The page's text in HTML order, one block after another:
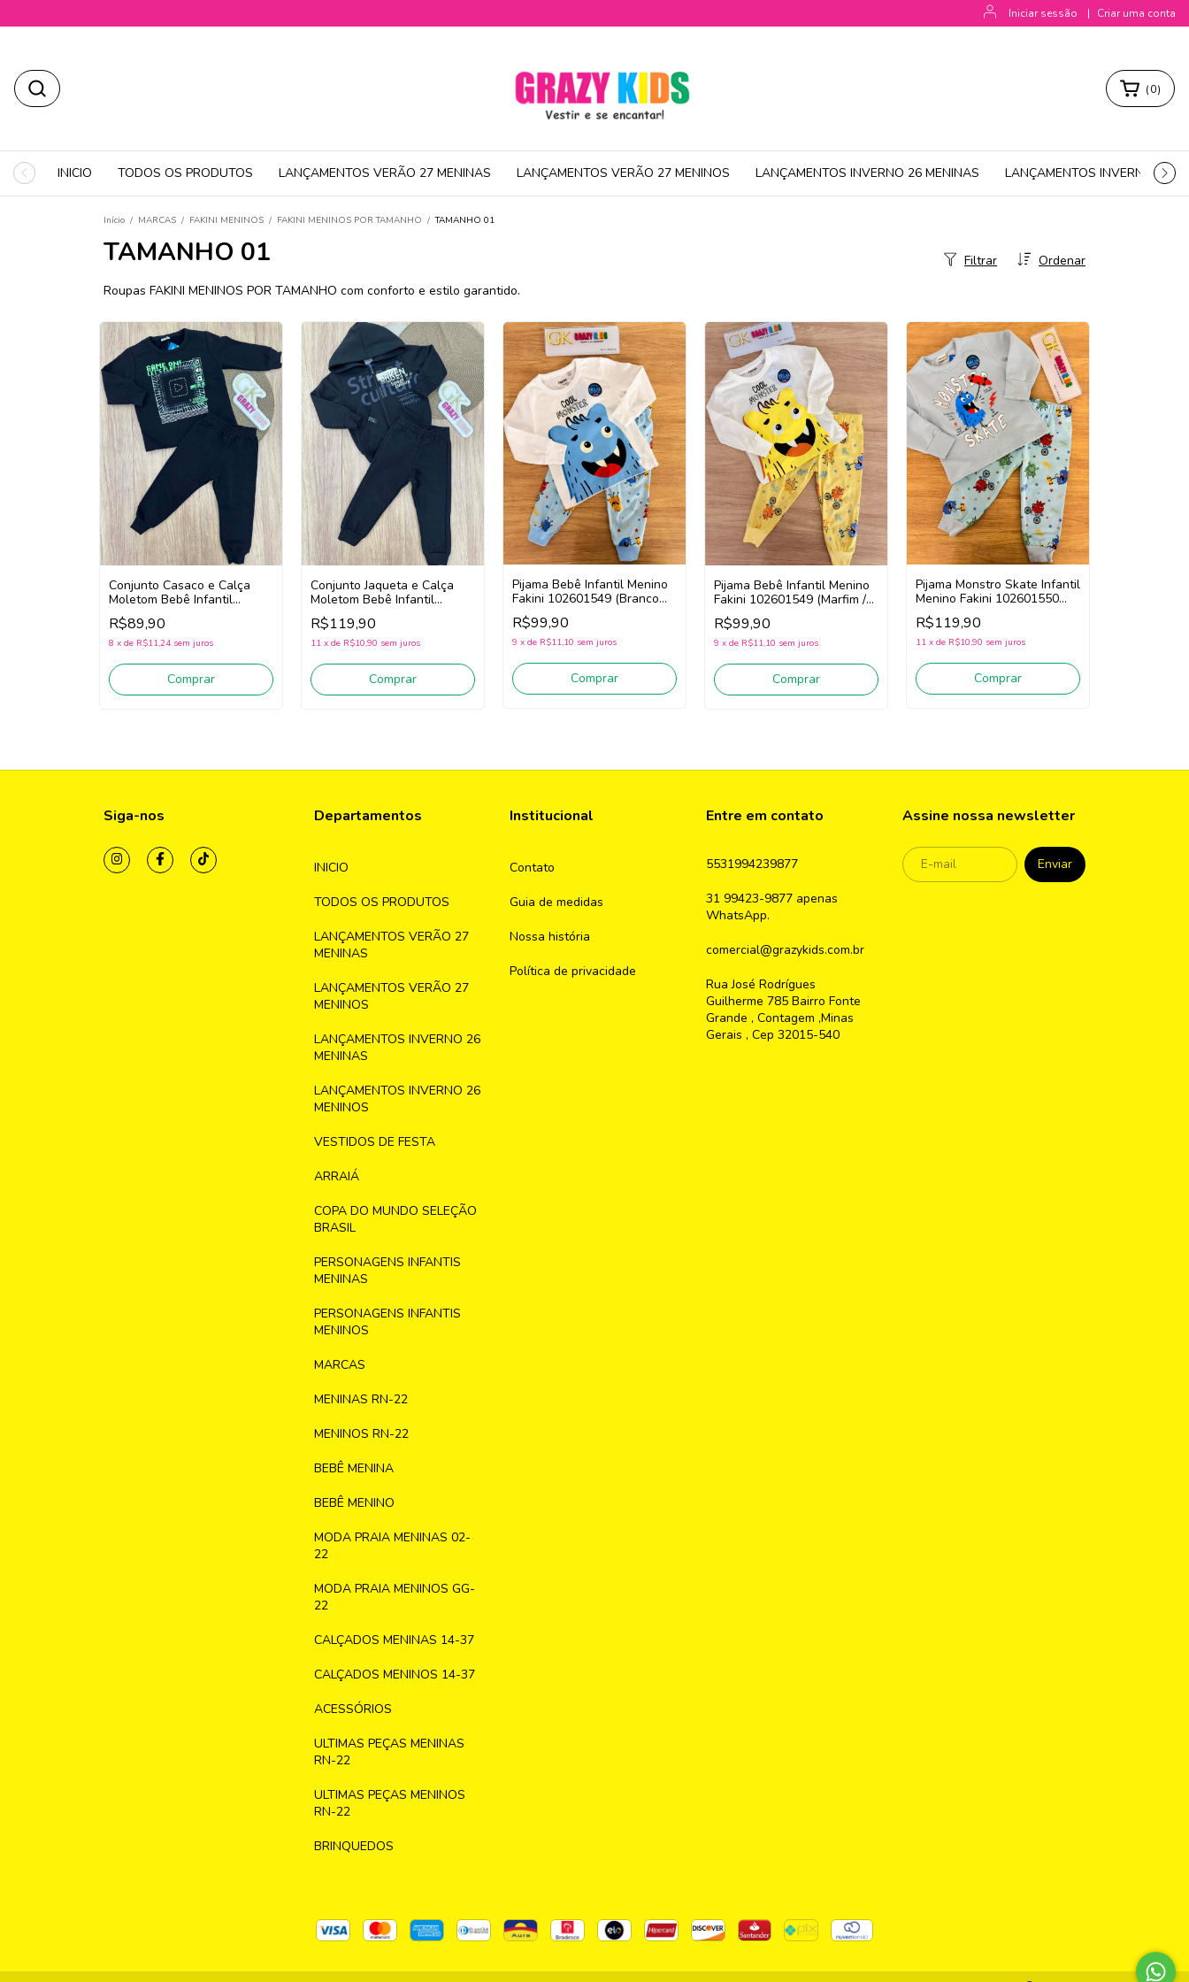
Iniciar sessão | Criar uma conta
(0)
INICIO TODOS OS PRODUTOS LANÇAMENTOS VERÃO 27 MENINAS LANÇAMENTOS VERÃO 27 MENINOS LANÇAMENTOS INVERNO 26 MENINAS LANÇAMENTOS INVERNO 26
Início / MARCAS / FAKINI MENINOS / FAKINI MENINOS POR TAMANHO / TAMANHO 01
TAMANHO 01 Ordenar
Filtrar
Roupas FAKINI MENINOS POR TAMANHO com conforto e estilo garantido.
Conjunto Casaco e Calça
Moletom Bebê Infantil
Menino Fakini 102401445
(Preto)
R$89,90
8 x de R$11,24 sem juros
Comprar
Conjunto Jaqueta e Calça
Moletom Bebê Infantil
Menino Fakini 102401418
(Preto)
R$119,90
11 x de R$10,90 sem juros
Comprar
Pijama Bebê Infantil Menino
Fakini 102601549 (Branco
/Azul)
R$99,90
9 x de R$11,10 sem juros
Comprar
Pijama Bebê Infantil Menino
Fakini 102601549 (Marfim /
Amarelo)
R$99,90
9 x de R$11,10 sem juros
Comprar
Pijama Monstro Skate Infantil
Menino Fakini 102601550
(Azul)
R$119,90
11 x de R$10,90 sem juros
Comprar
Siga-nos Departamentos
INICIO
TODOS OS PRODUTOS
LANÇAMENTOS VERÃO 27
MENINAS
LANÇAMENTOS VERÃO 27
MENINOS
LANÇAMENTOS INVERNO 26
MENINAS
LANÇAMENTOS INVERNO 26
MENINOS
VESTIDOS DE FESTA
ARRAIÁ
COPA DO MUNDO SELEÇÃO
BRASIL
PERSONAGENS INFANTIS
MENINAS
PERSONAGENS INFANTIS
MENINOS
MARCAS
MENINAS RN-22
MENINOS RN-22
BEBÊ MENINA
BEBÊ MENINO
MODA PRAIA MENINAS 02-
22
MODA PRAIA MENINOS GG-
22
CALÇADOS MENINAS 14-37
CALÇADOS MENINOS 14-37
ACESSÓRIOS
ULTIMAS PEÇAS MENINAS
RN-22
ULTIMAS PEÇAS MENINOS
RN-22
BRINQUEDOS
Institucional
Contato
Guia de medidas
Nossa história
Política de privacidade
Entre em contato
5531994239877
31 99423-9877 apenas
WhatsApp.
comercial@grazykids.com.br
Rua José Rodrígues
Guilherme 785 Bairro Fonte
Grande , Contagem ,Minas
Gerais , Cep 32015-540
Assine nossa newsletter